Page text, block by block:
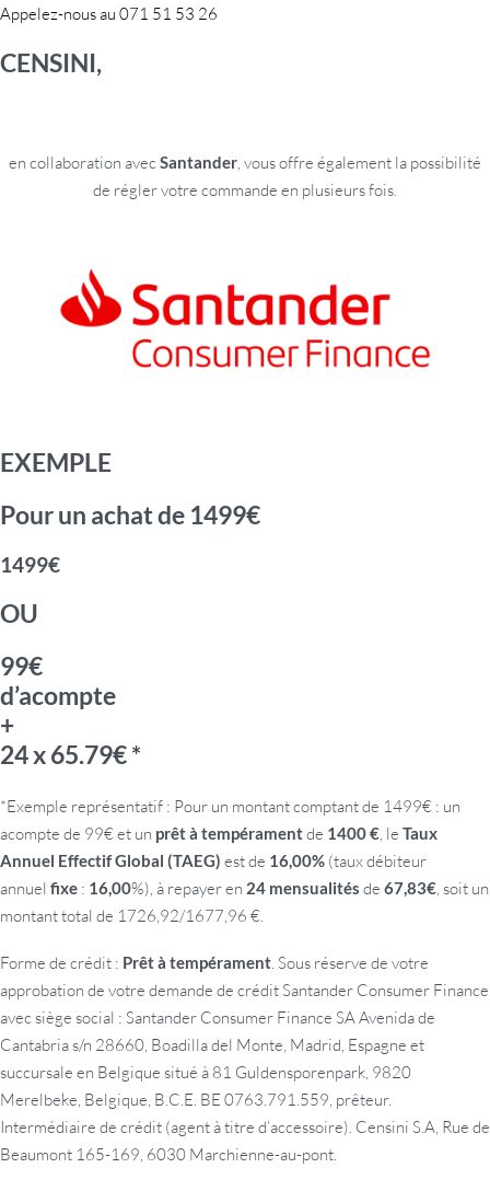
Appelez-nous au 071 51 53 26
CENSINI,
en collaboration avecSantander , vous offre également la possibilité
de régler votre commande en plusieurs fois.
EXEMPLE
Pour un achat de 1499€
1499€
OU
99€
d’acompte
+
24 x 65.79€ *
*Exemple représentatif : Pour un montant comptant de 1499€ : un
acompte de 99€ et un prêt à tempéramentde 1400 € , le Taux
Annuel Effectif Global (TAEG) est de 16,00% (taux débiteur
annuel fixe : 16,00%), à repayer en 24 mensualités de 67,83€ , soit un
montant total de 1726,92/1677,96 €.
Forme de crédit : Prêt à tempérament. Sous réserve de votre
approbation de votre demande de crédit Santander Consumer Finance
avec siège social : Santander Consumer Finance SA Avenida de
Cantabria s/n 28660, Boadilla del Monte, Madrid, Espagne et
succursale en Belgique situé à 81 Guldensporenpark, 9820
Merelbeke, Belgique, B.C.E. BE 0763.791.559, prêteur.
Intermédiaire de crédit (agent à titre d’accessoire). Censini S.A, Rue de
Beaumont 165-169, 6030 Marchienne-au-pont.